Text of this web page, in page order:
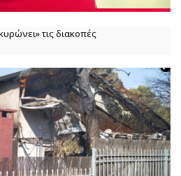
τις διακοπές